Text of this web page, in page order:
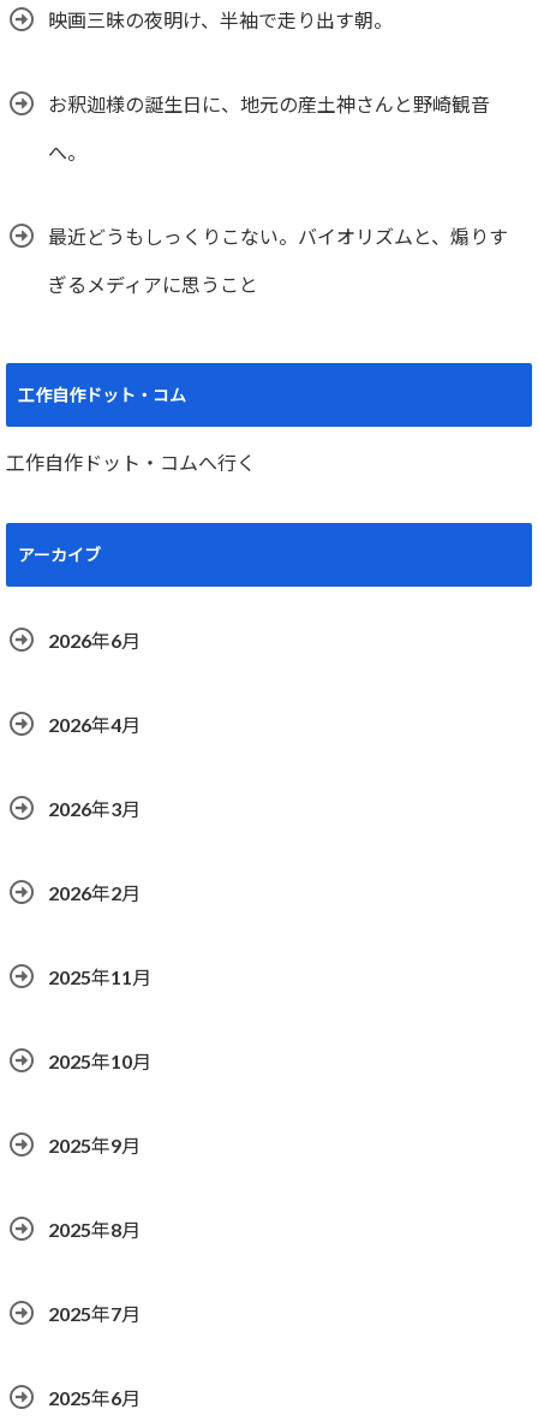
映画三昧の夜明け、半袖で走り出す朝。
お釈迦様の誕生日に、地元の産土神さんと野崎観音
へ。
最近どうもしっくりこない。バイオリズムと、煽りす
ぎるメディアに思うこと
工作自作ドット・コム
工作自作ドット・コムへ行く
アーカイブ
2026年6月
2026年4月
2026年3月
2026年2月
2025年11月
2025年10月
2025年9月
2025年8月
2025年7月
2025年6月